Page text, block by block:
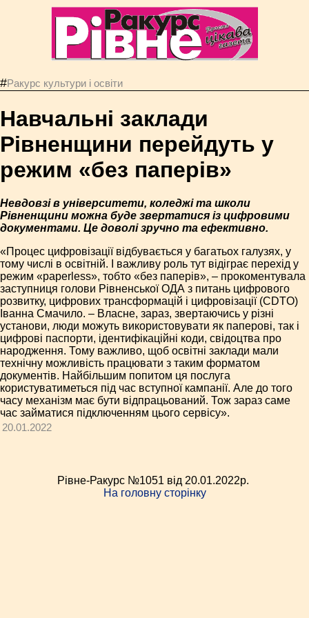
#Ракурс культури і освіти
Навчальні заклади
Рівненщини перейдуть у
режим «без паперів»
Невдовзі в університети, коледжі та школи
Рівненщини можна буде звертатися із цифровими
документами. Це доволі зручно та ефективно.
«Процес цифровізації відбувається у багатьох галузях, у
тому числі в освітній. І важливу роль тут відіграє перехід у
режим «paperless», тобто «без паперів», – прокоментувала
заступниця голови Рівненської ОДА з питань цифрового
розвитку, цифрових трансформацій і цифровізації (CDTO)
Іванна Смачило. – Власне, зараз, звертаючись у різні
установи, люди можуть використовувати як паперові, так і
цифрові паспорти, ідентифікаційні коди, свідоцтва про
народження. Тому важливо, щоб освітні заклади мали
технічну можливість працювати з таким форматом
документів. Найбільшим попитом ця послуга
користуватиметься під час вступної кампанії. Але до того
часу механізм має бути відпрацьований. Тож зараз саме
час займатися підключенням цього сервісу».
20.01.2022
Рівне-Ракурс №1051 від 20.01.2022p.
На головну сторінку